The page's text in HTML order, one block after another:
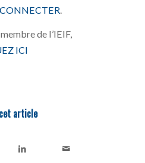
de l’IEIF,
ICI
article